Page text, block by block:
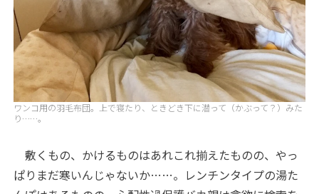
ワンコ用の羽毛布団。上で寝たり、ときどき下に潜って（かぶって？）みた
り……。
敷くもの、かけるものはあれこれ揃えたものの、やっ
ぱりまだ寒いんじゃないか……。レンチンタイプの湯た